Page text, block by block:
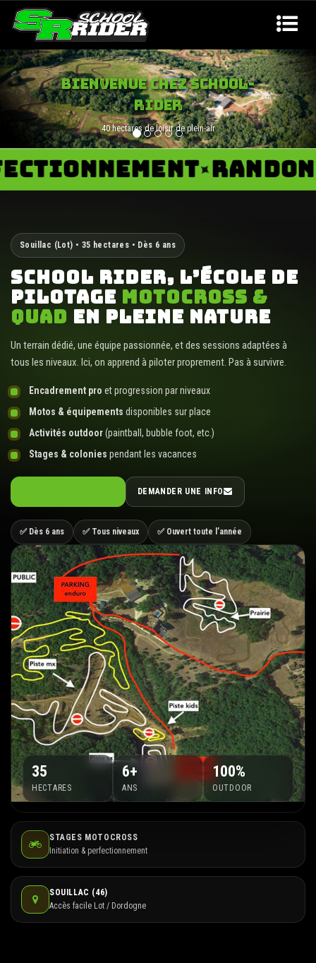
INITIATION QUAD
Cours de quad cross à partir de 6 ans
✦
Souillac (Lot) • 35 hectares • Dès 6 ans
SCHOOL RIDER, L’ÉCOLE DE
PILOTAGE MOTOCROSS &
QUAD EN PLEINE NATURE
Un terrain dédié, une équipe passionnée, et des sessions adaptées à
tous les niveaux. Ici, on apprend à piloter proprement. Pas à survivre.
Encadrement pro et progression par niveaux
Motos & équipements disponibles sur place
Activités outdoor(paintball, bubble foot, etc.)
Stages & colonies pendant les vacances
DEMANDER UNE INFO
✅ Dès 6 ans ✅ Tous niveaux ✅ Ouvert toute l’année
35
HECTARES
6+
ANS
100%
OUTDOOR
STAGES MOTOCROSS
Initiation & perfectionnement
SOUILLAC (46)
Accès facile Lot / Dordogne